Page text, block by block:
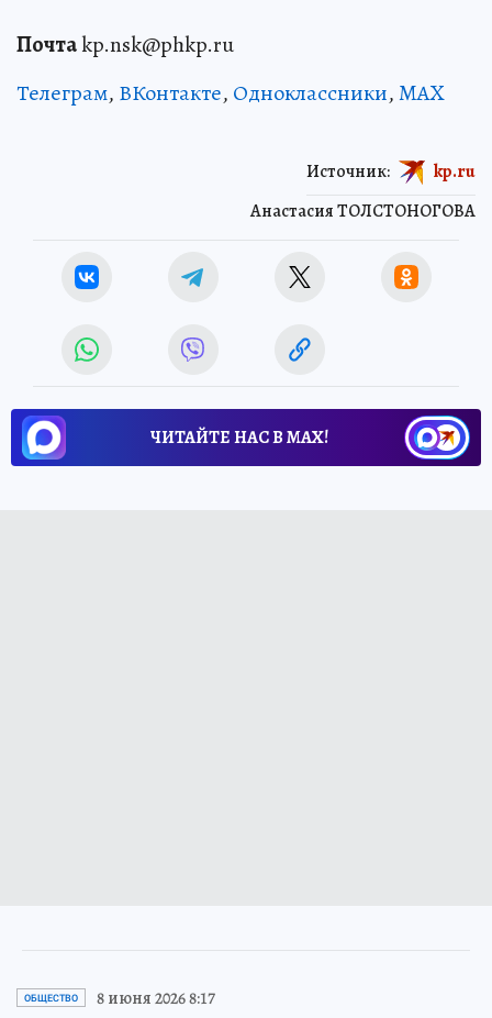
Почтаkp.nsk@phkp.ru
Телеграм, ВКонтакте, Одноклассники,MAX
Анастасия ТОЛСТОНОГОВА
Источник: kp.ru
ЧИТАЙТЕ НАС В МАХ!
ОБЩЕСТВО 8 июня 2026 8:17